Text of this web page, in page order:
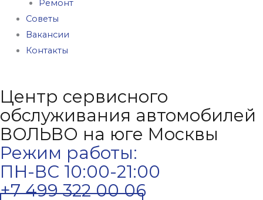
Ремонт
Советы
Вакансии
Контакты
Центр сервисного
обслуживания автомобилей
ВОЛЬВО на юге Москвы
Режим работы:
ПН-ВС 10:00-21:00
+7 499 322 00 06